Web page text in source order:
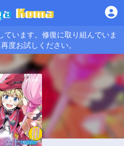
ています。修復に取り組んでいま
度お試しください。